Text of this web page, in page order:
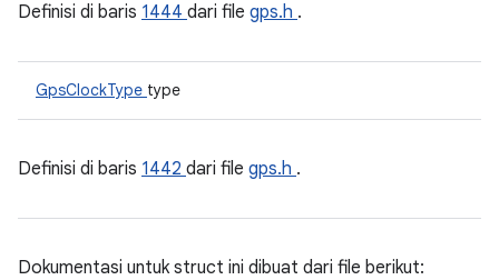
Definisi di baris 1444 dari file gps.h .
GpsClockType type
Definisi di baris 1442 dari file gps.h .
Dokumentasi untuk struct ini dibuat dari file berikut: